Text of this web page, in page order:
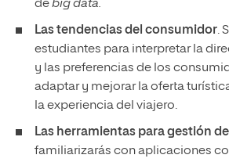
debig data.
Las tendencias del consumidor.
estudiantes para interpretar la
y las preferencias de los
adaptar y mejorar la oferta
la experiencia del viajero.
Las herramientas para gestión
familiarizarás con aplicaciones